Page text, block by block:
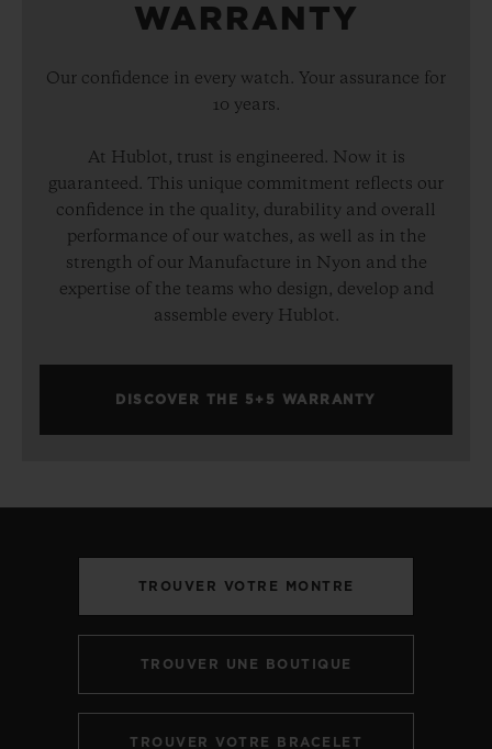
WARRANTY
Our confidence in every watch. Your assurance for
10 years.
At Hublot, trust is engineered. Now it is
guaranteed. This unique commitment reflects our
confidence in the quality, durability and overall
performance of our watches, as well as in the
strength of our Manufacture in Nyon and the
expertise of the teams who design, develop and
assemble every Hublot.
DISCOVER THE 5+5 WARRANTY
TROUVER VOTRE MONTRE
TROUVER UNE BOUTIQUE
TROUVER VOTRE BRACELET